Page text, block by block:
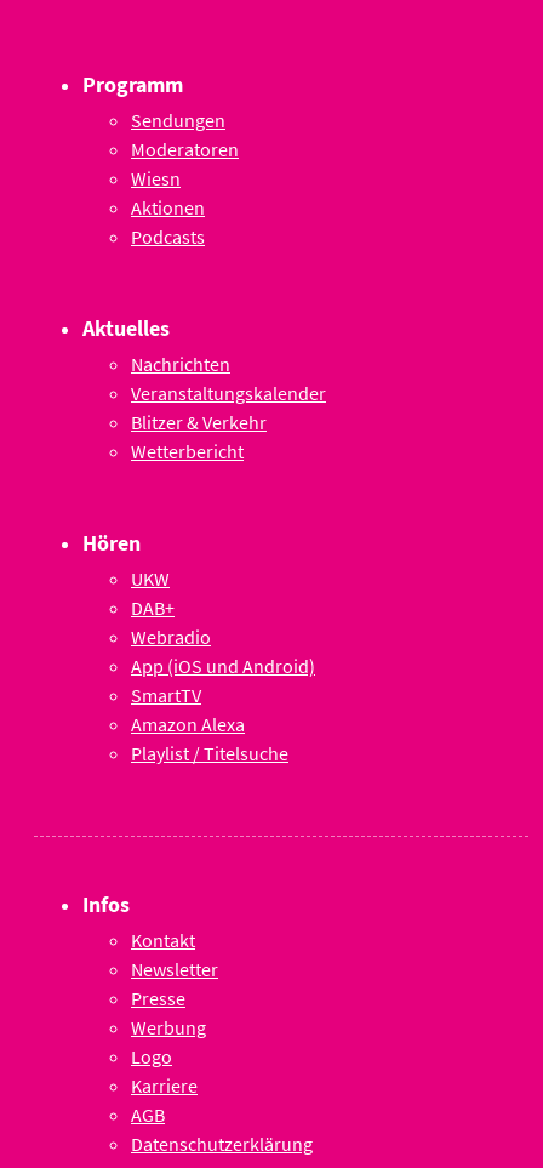
Programm
Sendungen
Moderatoren
Wiesn
Aktionen
Podcasts
Aktuelles
Nachrichten
Veranstaltungskalender
Blitzer & Verkehr
Wetterbericht
Hören
UKW
DAB+
Webradio
App (iOS und Android)
SmartTV
Amazon Alexa
Playlist / Titelsuche
Infos
Kontakt
Newsletter
Presse
Werbung
Logo
Karriere
AGB
Datenschutzerklärung